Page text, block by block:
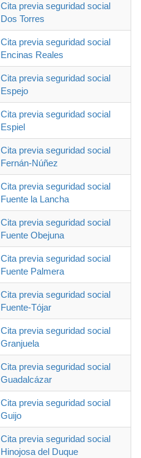
Cita previa seguridad social
Dos Torres
Cita previa seguridad social
Encinas Reales
Cita previa seguridad social
Espejo
Cita previa seguridad social
Espiel
Cita previa seguridad social
Fernán-Núñez
Cita previa seguridad social
Fuente la Lancha
Cita previa seguridad social
Fuente Obejuna
Cita previa seguridad social
Fuente Palmera
Cita previa seguridad social
Fuente-Tójar
Cita previa seguridad social
Granjuela
Cita previa seguridad social
Guadalcázar
Cita previa seguridad social
Guijo
Cita previa seguridad social
Hinojosa del Duque